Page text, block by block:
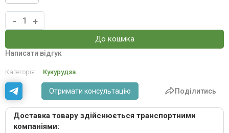
- +
До кошика
Написати відгук
Категорія: Кукурудза
Отримати консультацію Поділитись
Доставка товару здійснюється транспортними
компаніями: